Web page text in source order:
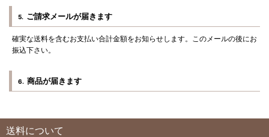
5. ご請求メールが届きます
確実な送料を含むお支払い合計金額をお知らせします。このメールの後にお
振込下さい。
6. 商品が届きます
送料について